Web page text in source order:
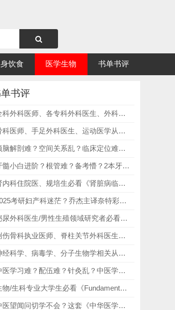
饮食 医学生物 书单书评
书评
全科外科医师、各专科外科医生、外科规培进修人员、科研留学人群必看《Schwartz's Principles of Surgery》，高级别证据，规范外科诊疗标准！
骨科医师、手足外科医生、运动医学从业者、骨科规培进修人员、科研留学人群必看《曼氏足踝外科学》第10版，纯正骨科术语，留学科研SCI必备！
颅脑解剖难？空间关系乱？临床定位难？罗顿颅脑彩色图谱，复杂结构一看就懂，解决空间关系乱、临床定位难痛点！
牙髓小白进阶？根管难？备考懵？2本牙髓病学神书，精准破解根管治疗不熟练、诊断迷茫、备考无方向、知识点杂乱核心痛点！
肾内科住院医、规培生必看《肾脏病临床概览第二版》，覆盖肾脏病临床表现、诊断思路、检查方法、各类肾病诊疗！
2025考研妇产科迷茫？乔杰主译奈特彩色图谱，精准破解抽象难记、考点模糊、学习无方向三大难题！
泌尿外科医生/男性生殖领域研究者必看《男性泌尿生殖手术图谱》，从手术切口选择、解剖结构识别，到缝合技巧、术后注意事项，每一个细节都直观呈现！
创伤骨科执业医师、脊柱关节外科医生必看《洛克伍德与格林论成人骨折｜第10版 2025全新升级》，精通脊柱创伤，把控高难骨折手术！
神经科学、病毒学、分子生物学相关从业者必看《诺贝尔奖：基因、病毒和细胞信号》，详细讲述噬菌体、基因、病毒、细胞信号、第二信使等相关成果的研究过程与科学意义！
中医学习难？配伍难？针灸乱？中医学习权威推荐，十三五规划教材，搞定配伍、针灸、背方歌、辨证全需求！
生物/生科专业大学生必看《Fundamentals of Biochemistry, 6th Edition》，这本生化第六版，延续前五版精华，全面升级内容，成为每一位生化相关人群的本命工具书！
中医望闻问切学不会？这套《中华医学四诊全书》,案例多、讲解细,小白帮你快速掌握望闻问切技巧!